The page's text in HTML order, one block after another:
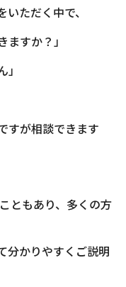
ただく中で、
すか？」
すが相談できます
ともあり、多くの方
分かりやすくご説明